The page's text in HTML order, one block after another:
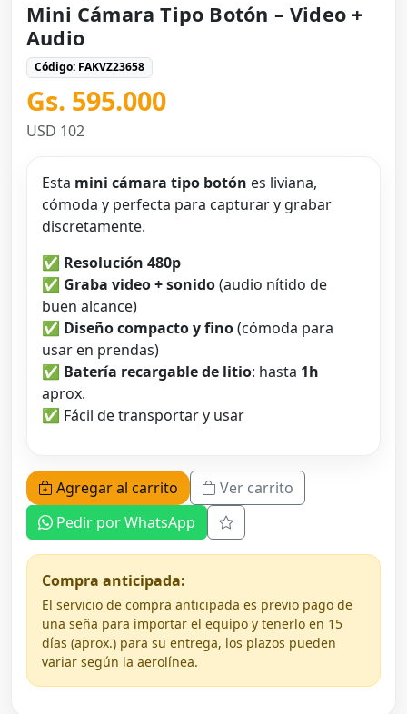
Mini Cámara Tipo Botón – Video +
Audio
Código: FAKVZ23658
Gs. 595.000
USD 102
Esta mini cámara tipo botón es liviana,
cómoda y perfecta para capturar y grabar
discretamente.
✅ Resolución 480p
✅ Graba video + sonido(audio nítido de
buen alcance)
✅ Diseño compacto y fino(cómoda para
usar en prendas)
✅ Batería recargable de litio: hasta 1h
aprox.
✅ Fácil de transportar y usar
Agregar al carrito
Ver carrito
Pedir por WhatsApp
Compra anticipada:
El servicio de compra anticipada es previo pago de
una seña para importar el equipo y tenerlo en 15
días (aprox.) para su entrega, los plazos pueden
variar según la aerolínea.